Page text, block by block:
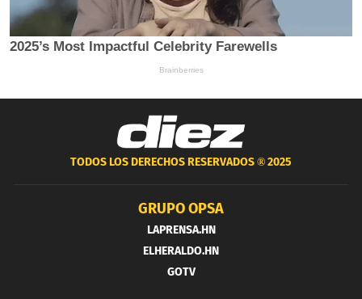
TODOS LOS DERECHOS RESERVADOS ®2025
GRUPO OPSA
LAPRENSA.HN
ELHERALDO.HN
GOTV